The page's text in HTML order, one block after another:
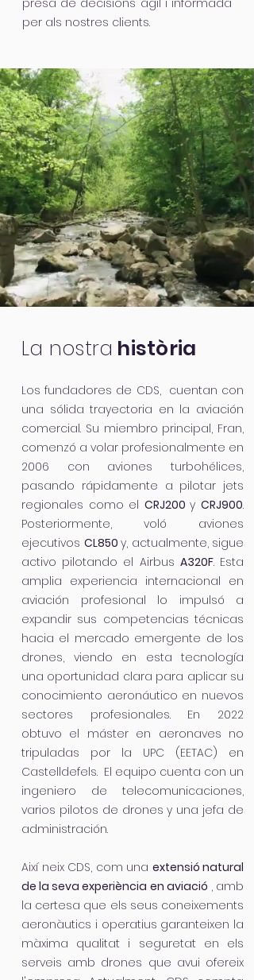
presa de decisions àgil i informada
per als nostres clients.
La nostra història
Los fundadores de CDS, cuentan con
una sólida trayectoria en la aviación
comercial. Su miembro principal, Fran,
comenzó a volar profesionalmente en
2006 con aviones turbohélices,
pasando rápidamente a pilotar jets
regionales como el CRJ200yCRJ900.
Posteriormente, voló aviones
ejecutivos CL850 y, actualmente, sigue
activo pilotando el Airbus A320F. Esta
amplia experiencia internacional en
aviación profesional lo impulsó a
expandir sus competencias técnicas
hacia el mercado emergente de los
drones, viendo en esta tecnología
una oportunidad clara para aplicar su
conocimiento aeronáutico en nuevos
sectores profesionales. En 2022
obtuvo el máster en aeronaves no
tripuladas por la UPC (EETAC) en
Castelldefels. El equipo cuenta con un
ingeniero de telecomunicaciones,
varios pilotos de drones y una jefa de
administración.
Així neix CDS, com una extensió natural
de la seva experiència en aviació , amb
la certesa que els seus coneixements
aeronàutics i operatius garanteixen la
màxima qualitat i seguretat en els
serveis amb drones que avui ofereix